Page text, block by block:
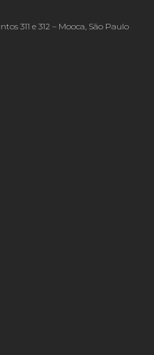
311 e 312 – Mooca, São Paulo